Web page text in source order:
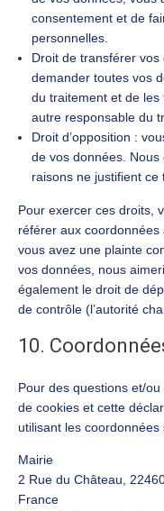
consentement et de
personnelles.
Droit de transférer
demander toutes vos
du traitement et de
autre responsable du
Droit d’opposition :
de vos données.
raisons ne justifient ce
Pour exercer ces droits,
référer aux
vous avez une plainte
vos données, nous
également le droit de
de contrôle (l’autorité
10.
Pour des questions et/
de cookies et cette
utilisant les coordonnées
Mairie
2 Rue du Château,
France